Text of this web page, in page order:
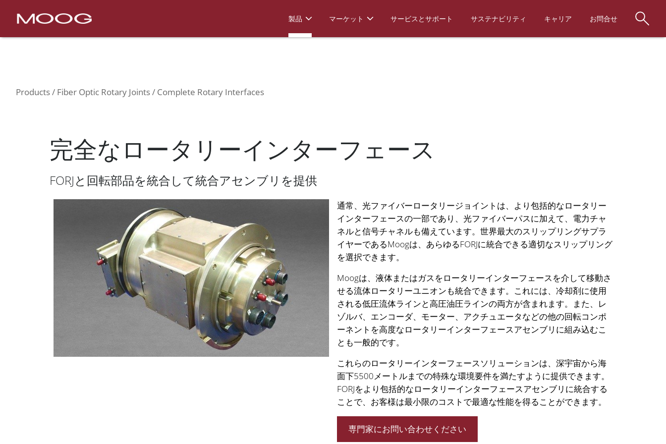
Nav Products Fiber Optic Rotary Joints 製品 マーケット サービスとサポート サステナビリティ キャリア お問合せ
Products Fiber Optic Rotary Joints Complete Rotary Interfaces
完全なロータリーインターフェース
FORJと回転部品を統合して統合アセンブリを提供
通常、光ファイバーロータリージョイントは、より包括的なロータリー
インターフェースの一部であり、光ファイバーパスに加えて、電力チャ
ネルと信号チャネルも備えています。世界最大のスリップリングサプラ
イヤーであるMoogは、あらゆるFORJに統合できる適切なスリップリング
を選択できます。
Moogは、液体またはガスをロータリーインターフェースを介して移動さ
せる流体ロータリーユニオンも統合できます。これには、冷却剤に使用
される低圧流体ラインと高圧油圧ラインの両方が含まれます。また、レ
ゾルバ、エンコーダ、モーター、アクチュエータなどの他の回転コンポ
ーネントを高度なロータリーインターフェースアセンブリに組み込むこ
とも一般的です。
これらのロータリーインターフェースソリューションは、深宇宙から海
面下5500メートルまでの特殊な環境要件を満たすように提供できます。
FORJをより包括的なロータリーインターフェースアセンブリに統合する
ことで、お客様は最小限のコストで最適な性能を得ることができます。
専門家にお問い合わせください